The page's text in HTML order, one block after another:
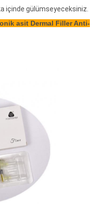
içinde gülümseyeceksiniz.
asit Dermal Filler Anti-